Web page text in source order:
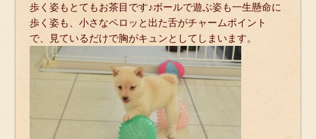
歩く姿もとてもお茶目です♪ボールで遊ぶ姿も一生懸命に
歩く姿も、小さなペロッと出た舌がチャームポイント
で、見ているだけで胸がキュンとしてしまいます。